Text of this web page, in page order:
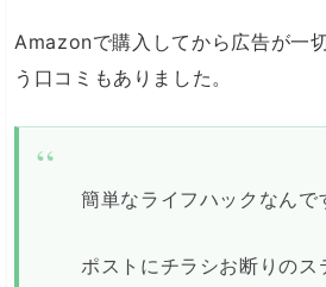
Amazonで購入してから広告が一
う口コミもありました。
簡単なライフハックなんで
ポストにチラシお断りのス